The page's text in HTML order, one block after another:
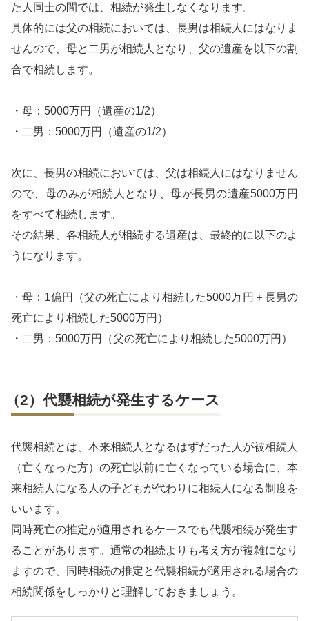
た人同士の間では、相続が発生しなくなります。
具体的には父の相続においては、長男は相続人にはなりま
せんので、母と二男が相続人となり、父の遺産を以下の割
合で相続します。
・母：5000万円（遺産の1/2）
・二男：5000万円（遺産の1/2）
次に、長男の相続においては、父は相続人にはなりません
ので、母のみが相続人となり、母が長男の遺産5000万円
をすべて相続します。
その結果、各相続人が相続する遺産は、最終的に以下のよ
うになります。
・母：1億円（父の死亡により相続した5000万円＋長男の
死亡により相続した5000万円）
・二男：5000万円（父の死亡により相続した5000万円）
（2）代襲相続が発生するケース
代襲相続とは、本来相続人となるはずだった人が被相続人
（亡くなった方）の死亡以前に亡くなっている場合に、本
来相続人になる人の子どもが代わりに相続人になる制度を
いいます。
同時死亡の推定が適用されるケースでも代襲相続が発生す
ることがあります。通常の相続よりも考え方が複雑になり
ますので、同時相続の推定と代襲相続が適用される場合の
相続関係をしっかりと理解しておきましょう。